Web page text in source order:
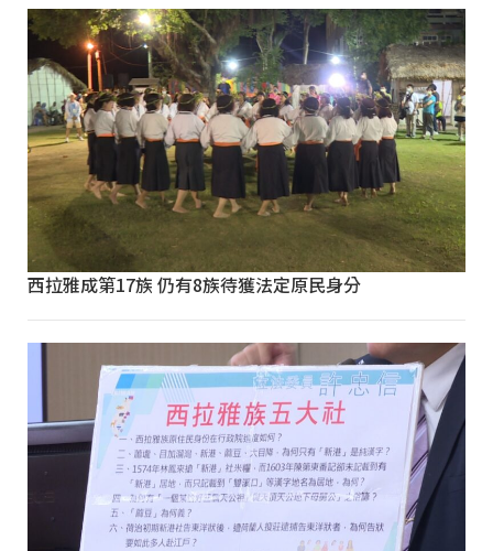
西拉雅成第17族 仍有8族待獲法定原民身分